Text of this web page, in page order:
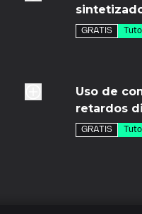
GRATIS
Uso de
retardos
GRATIS